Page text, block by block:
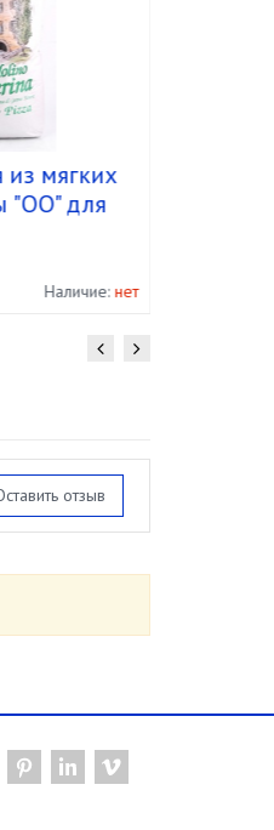
мягких
для
Наличие: нет
отзыв